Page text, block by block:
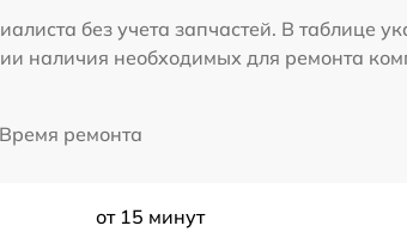
без учета запчастей. В таблице
наличия необходимых для ремонта
Время ремонта
от 15 минут